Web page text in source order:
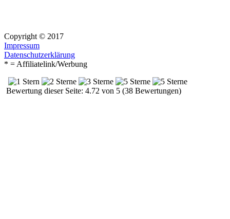
Copyright © 2017
Impressum
Datenschutzerklärung
* = Affiliatelink/Werbung
Bewertung dieser Seite: 4.72 von 5 (38 Bewertungen)